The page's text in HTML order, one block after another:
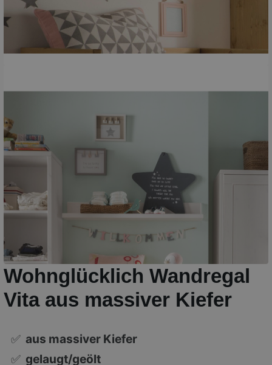
Wohnglücklich Wandregal
Vita aus massiver Kiefer
✅ aus massiver Kiefer
✅ gelaugt/geölt